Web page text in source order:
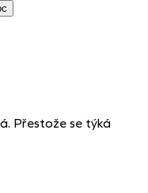
Přestože se týká